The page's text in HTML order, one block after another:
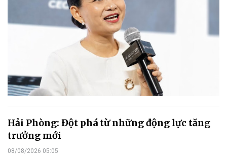
Hải Phòng: Đột phá từ những động lực tăng
trưởng mới
08/08/2026 05:05